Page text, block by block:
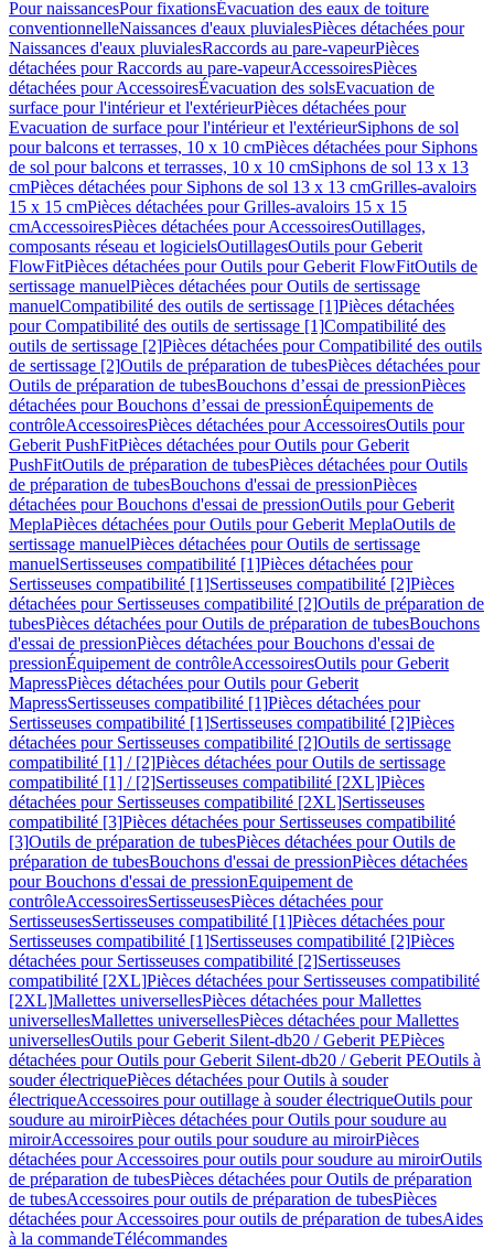
Pour naissancesPour fixationsÉvacuation des eaux de toiture
conventionnelleNaissances d'eaux pluvialesPièces détachées pour
Naissances d'eaux pluvialesRaccords au pare-vapeurPièces
détachées pour Raccords au pare-vapeurAccessoiresPièces
détachées pour AccessoiresÉvacuation des solsEvacuation de
surface pour l'intérieur et l'extérieurPièces détachées pour
Evacuation de surface pour l'intérieur et l'extérieurSiphons de sol
pour balcons et terrasses, 10 x 10 cmPièces détachées pour Siphons
de sol pour balcons et terrasses, 10 x 10 cmSiphons de sol 13 x 13
cmPièces détachées pour Siphons de sol 13 x 13 cmGrilles-avaloirs
15 x 15 cmPièces détachées pour Grilles-avaloirs 15 x 15
cmAccessoiresPièces détachées pour AccessoiresOutillages,
composants réseau et logicielsOutillagesOutils pour Geberit
FlowFitPièces détachées pour Outils pour Geberit FlowFitOutils de
sertissage manuelPièces détachées pour Outils de sertissage
manuelCompatibilité des outils de sertissage [1]Pièces détachées
pour Compatibilité des outils de sertissage [1]Compatibilité des
outils de sertissage [2]Pièces détachées pour Compatibilité des outils
de sertissage [2]Outils de préparation de tubesPièces détachées pour
Outils de préparation de tubesBouchons d’essai de pressionPièces
détachées pour Bouchons d’essai de pressionÉquipements de
contrôleAccessoiresPièces détachées pour AccessoiresOutils pour
Geberit PushFitPièces détachées pour Outils pour Geberit
PushFitOutils de préparation de tubesPièces détachées pour Outils
de préparation de tubesBouchons d'essai de pressionPièces
détachées pour Bouchons d'essai de pressionOutils pour Geberit
MeplaPièces détachées pour Outils pour Geberit MeplaOutils de
sertissage manuelPièces détachées pour Outils de sertissage
manuelSertisseuses compatibilité [1]Pièces détachées pour
Sertisseuses compatibilité [1]Sertisseuses compatibilité [2]Pièces
détachées pour Sertisseuses compatibilité [2]Outils de préparation de
tubesPièces détachées pour Outils de préparation de tubesBouchons
d'essai de pressionPièces détachées pour Bouchons d'essai de
pressionÉquipement de contrôleAccessoiresOutils pour Geberit
MapressPièces détachées pour Outils pour Geberit
MapressSertisseuses compatibilité [1]Pièces détachées pour
Sertisseuses compatibilité [1]Sertisseuses compatibilité [2]Pièces
détachées pour Sertisseuses compatibilité [2]Outils de sertissage
compatibilité [1] / [2]Pièces détachées pour Outils de sertissage
compatibilité [1] / [2]Sertisseuses compatibilité [2XL]Pièces
détachées pour Sertisseuses compatibilité [2XL]Sertisseuses
compatibilité [3]Pièces détachées pour Sertisseuses compatibilité
[3]Outils de préparation de tubesPièces détachées pour Outils de
préparation de tubesBouchons d'essai de pressionPièces détachées
pour Bouchons d'essai de pressionEquipement de
contrôleAccessoiresSertisseusesPièces détachées pour
SertisseusesSertisseuses compatibilité [1]Pièces détachées pour
Sertisseuses compatibilité [1]Sertisseuses compatibilité [2]Pièces
détachées pour Sertisseuses compatibilité [2]Sertisseuses
compatibilité [2XL]Pièces détachées pour Sertisseuses compatibilité
[2XL]Mallettes universellesPièces détachées pour Mallettes
universellesMallettes universellesPièces détachées pour Mallettes
universellesOutils pour Geberit Silent-db20 / Geberit PEPièces
détachées pour Outils pour Geberit Silent-db20 / Geberit PEOutils à
souder électriquePièces détachées pour Outils à souder
électriqueAccessoires pour outillage à souder électriqueOutils pour
soudure au miroirPièces détachées pour Outils pour soudure au
miroirAccessoires pour outils pour soudure au miroirPièces
détachées pour Accessoires pour outils pour soudure au miroirOutils
de préparation de tubesPièces détachées pour Outils de préparation
de tubesAccessoires pour outils de préparation de tubesPièces
détachées pour Accessoires pour outils de préparation de tubesAides
à la commandeTélécommandes